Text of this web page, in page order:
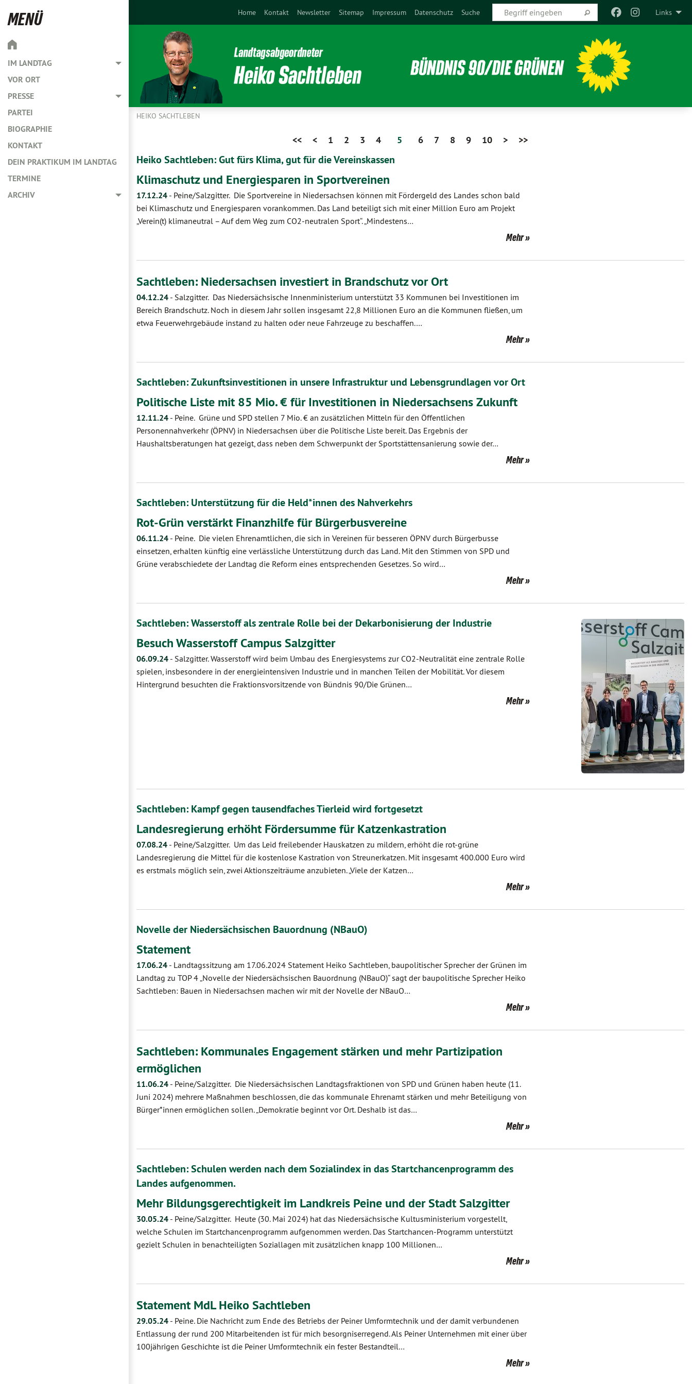
MENÜ
IM LANDTAG Toggle menu
VOR ORT
PRESSE
Toggle menu
PARTEI
BIOGRAPHIE
KONTAKT
DEIN PRAKTIKUM IM LANDTAG
TERMINE
ARCHIV
Toggle menu
Links
Home Kontakt Newsletter Sitemap Impressum Datenschutz Suche
HEIKO SACHTLEBEN
<< < 1 2 3 4 5 6 7 8 9 10 > >>
Heiko Sachtleben: Gut fürs Klima, gut für die Vereinskassen
Klimaschutz und Energiesparen in Sportvereinen
17.12.24 - Peine/Salzgitter. Die Sportvereine in Niedersachsen können mit Fördergeld des Landes schon bald
bei Klimaschutz und Energiesparen vorankommen. Das Land beteiligt sich mit einer Million Euro am Projekt
„Verein(t) klimaneutral – Auf dem Weg zum CO2-neutralen Sport“. „Mindestens…
Mehr
Sachtleben: Niedersachsen investiert in Brandschutz vor Ort
04.12.24 - Salzgitter. Das Niedersächsische Innenministerium unterstützt 33 Kommunen bei Investitionen im
Bereich Brandschutz. Noch in diesem Jahr sollen insgesamt 22,8 Millionen Euro an die Kommunen fließen, um
etwa Feuerwehrgebäude instand zu halten oder neue Fahrzeuge zu beschaffen.…
Mehr
Sachtleben: Zukunftsinvestitionen in unsere Infrastruktur und Lebensgrundlagen vor Ort
Politische Liste mit 85 Mio. € für Investitionen in Niedersachsens Zukunft
12.11.24 - Peine. Grüne und SPD stellen 7 Mio. € an zusätzlichen Mitteln für den Öffentlichen
Personennahverkehr (ÖPNV) in Niedersachsen über die Politische Liste bereit. Das Ergebnis der
Haushaltsberatungen hat gezeigt, dass neben dem Schwerpunkt der Sportstättensanierung sowie der…
Mehr
Sachtleben: Unterstützung für die Held*innen des Nahverkehrs
Rot-Grün verstärkt Finanzhilfe für Bürgerbusvereine
06.11.24 - Peine. Die vielen Ehrenamtlichen, die sich in Vereinen für besseren ÖPNV durch Bürgerbusse
einsetzen, erhalten künftig eine verlässliche Unterstützung durch das Land. Mit den Stimmen von SPD und
Grüne verabschiedete der Landtag die Reform eines entsprechenden Gesetzes. So wird…
Mehr
Sachtleben: Wasserstoff als zentrale Rolle bei der Dekarbonisierung der Industrie
Besuch Wasserstoff Campus Salzgitter
06.09.24 - Salzgitter. Wasserstoff wird beim Umbau des Energiesystems zur CO2-Neutralität eine zentrale Rolle
spielen, insbesondere in der energieintensiven Industrie und in manchen Teilen der Mobilität. Vor diesem
Hintergrund besuchten die Fraktionsvorsitzende von Bündnis 90/Die Grünen…
Mehr
Sachtleben: Kampf gegen tausendfaches Tierleid wird fortgesetzt
Landesregierung erhöht Fördersumme für Katzenkastration
07.08.24 - Peine/Salzgitter. Um das Leid freilebender Hauskatzen zu mildern, erhöht die rot-grüne
Landesregierung die Mittel für die kostenlose Kastration von Streunerkatzen. Mit insgesamt 400.000 Euro wird
es erstmals möglich sein, zwei Aktionszeiträume anzubieten. „Viele der Katzen…
Mehr
Novelle der Niedersächsischen Bauordnung (NBauO)
Statement
17.06.24 - Landtagssitzung am 17.06.2024 Statement Heiko Sachtleben, baupolitischer Sprecher der Grünen im
Landtag zu TOP 4 „Novelle der Niedersächsischen Bauordnung (NBauO)“ sagt der baupolitische Sprecher Heiko
Sachtleben: Bauen in Niedersachsen machen wir mit der Novelle der NBauO…
Mehr
Sachtleben: Kommunales Engagement stärken und mehr Partizipation
ermöglichen
11.06.24 - Peine/Salzgitter. Die Niedersächsischen Landtagsfraktionen von SPD und Grünen haben heute (11.
Juni 2024) mehrere Maßnahmen beschlossen, die das kommunale Ehrenamt stärken und mehr Beteiligung von
Bürger*innen ermöglichen sollen. „Demokratie beginnt vor Ort. Deshalb ist das…
Mehr
Sachtleben: Schulen werden nach dem Sozialindex in das Startchancenprogramm des
Landes aufgenommen.
Mehr Bildungsgerechtigkeit im Landkreis Peine und der Stadt Salzgitter
30.05.24 - Peine/Salzgitter. Heute (30. Mai 2024) hat das Niedersächsische Kultusministerium vorgestellt,
welche Schulen im Startchancenprogramm aufgenommen werden. Das Startchancen-Programm unterstützt
gezielt Schulen in benachteiligten Soziallagen mit zusätzlichen knapp 100 Millionen…
Mehr
Statement MdL Heiko Sachtleben
29.05.24 - Peine. Die Nachricht zum Ende des Betriebs der Peiner Umformtechnik und der damit verbundenen
Entlassung der rund 200 Mitarbeitenden ist für mich besorgniserregend. Als Peiner Unternehmen mit einer über
100jährigen Geschichte ist die Peiner Umformtechnik ein fester Bestandteil…
Mehr